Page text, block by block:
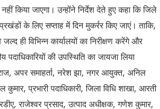
किया जाएगा। उन्होंने निर्देश देते हुए कहा कि जिले
के लिए सप्ताह में दिन मुकर्रर किए जाएं। ताकि,
ही विभिन्न कार्यालयों का निरीक्षण करेंगे और
की उपस्थिति का जायजा लिया
अपर समाहर्ता, नरेश झा, नगर आयुक्त, अनिल
कुमार, प्रभारी पदाधिकारी, जिला विधि शाखा, आरती
राजेश्वर प्रसाद, उत्पाद अधीक्षक, गणेश कुमार,